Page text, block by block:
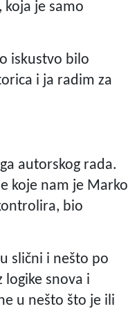
je samo
iskustvo bilo
i ja radim za
autorskog rada.
koje nam je Marko
bio
slični i nešto po
logike snova i
u nešto što je ili